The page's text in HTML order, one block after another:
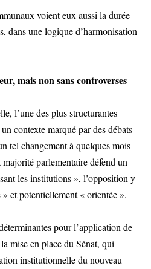
voient eux aussi la durée
dans une logique d’harmonisation
mais non sans controverses
l’une des plus structurantes
contexte marqué par des débats
tel changement à quelques mois
parlementaire défend un
les institutions », l’opposition y
et potentiellement « orientée ».
pour l’application de
mise en place du Sénat, qui
institutionnelle du nouveau